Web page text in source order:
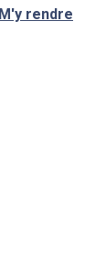
M'y rendre